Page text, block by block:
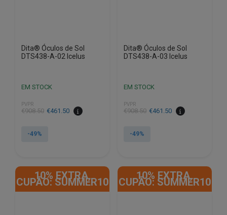
Dita® Óculos de Sol
DTS438-A-02 Icelus
EM STOCK
PVPR
€908.50
O
original
€461.50
O
atual
-49%
Dita® Óculos de Sol
DTS438-A-03 Icelus
EM STOCK
PVPR
€908.50
O
original
€461.50
O
atual
-49%
10% EXTRA,
CUPÃO: SUMMER10
10% EXTRA,
CUPÃO: SUMMER10